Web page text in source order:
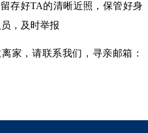
存好TA的清晰近照，保管好身
，及时举报
家，请联系我们，寻亲邮箱：